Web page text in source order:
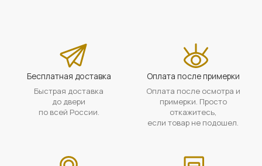
Бесплатная доставка
Быстрая доставка
до двери
по всей России.
Оплата после примерки
Оплата после осмотра и
примерки. Просто
откажитесь,
если товар не подошел.